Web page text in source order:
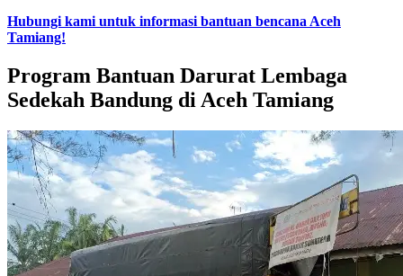
Hubungi kami untuk informasi bantuan bencana Aceh
Tamiang!
Program Bantuan Darurat Lembaga
Sedekah Bandung di Aceh Tamiang